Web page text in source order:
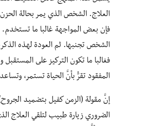
العلاج. الشخص الذي يمر بحالة
فإن بعض المواجهة غالبا ما
الشخص تجنبها. ثم العودة لهذه
فغالبا ما تكون التركيز على
المفقود تقرُّ بأنَّ الحياة تستمر،
إنَّ مقولة (الزمن كفيل بتضميد
الضروري زيارة طبيب لتلقي العلاج